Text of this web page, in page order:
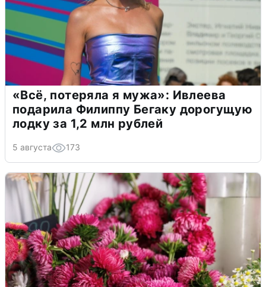
«Всё, потеряла я мужа»: Ивлеева
подарила Филиппу Бегаку дорогущую
лодку за 1,2 млн рублей
5 августа 173